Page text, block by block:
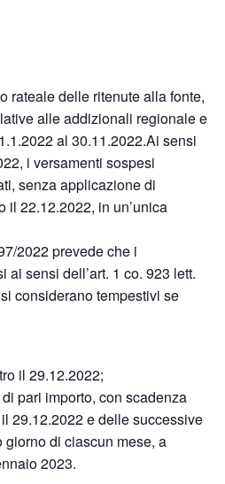
rateale delle ritenute alla fonte,
alle addizionali regionale e
al 30.11.2022.Ai sensi
i versamenti sospesi
senza applicazione di
il 22.12.2022, in un’unica
2022 prevede che i
ai sensi dell’art. 1 co. 923 lett.
considerano tempestivi se
il 29.12.2022;
pari importo, con scadenza
29.12.2022 e delle successive
giorno di ciascun mese, a
2023.